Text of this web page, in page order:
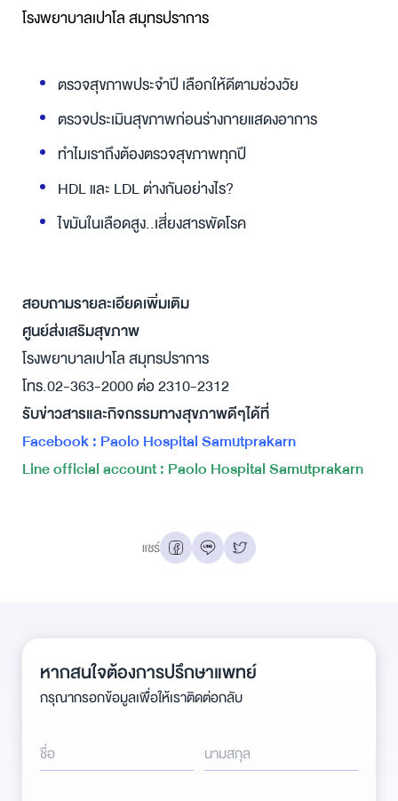
โรงพยาบาลเปาโล สมุทรปราการ
ตรวจสุขภาพประจำปี เลือกให้ดีตามช่วงวัย
ตรวจประเมินสุขภาพก่อนร่างกายแสดงอาการ
ทำไมเราถึงต้องตรวจสุขภาพทุกปี
HDL และ LDL ต่างกันอย่างไร?
ไขมันในเลือดสูง..เสี่ยงสารพัดโรค
สอบถามรายละเอียดเพิ่มเติม
ศูนย์ส่งเสริมสุขภาพ
โรงพยาบาลเปาโล สมุทรปราการ
โทร.02-363-2000 ต่อ 2310-2312
รับข่าวสารและกิจกรรมทางสุขภาพดีๆได้ที่
Facebook : Paolo Hospital Samutprakarn
Line official account : Paolo Hospital Samutprakarn
แชร์
หากสนใจต้องการปรึกษาแพทย์
กรุณากรอกข้อมูลเพื่อให้เราติดต่อกลับ
ชื่อ นามสกุล